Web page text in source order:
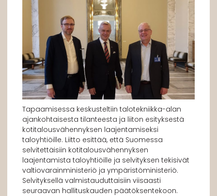
Tapaamisessa keskusteltiin talotekniikka-alan
ajankohtaisesta tilanteesta ja liiton esityksestä
kotitalousvähennyksen laajentamiseksi
taloyhtiöille. Liitto esittää, että Suomessa
selvitettäisiin kotitalousvähennyksen
laajentamista taloyhtiöille ja selvityksen tekisivät
valtiovarainministeriö ja ympäristöministeriö.
Selvityksellä valmistauduttaisiin viisaasti
seuraavan hallituskauden päätöksentekoon.